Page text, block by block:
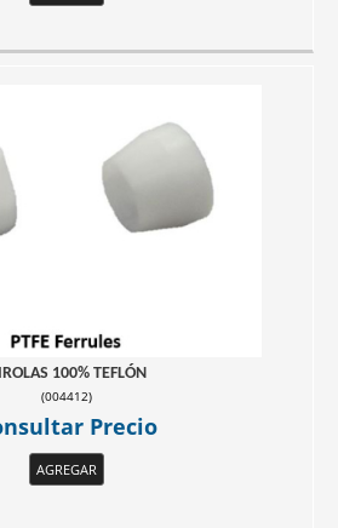
100% TEFLÓN
(004412)
Precio
AGREGAR